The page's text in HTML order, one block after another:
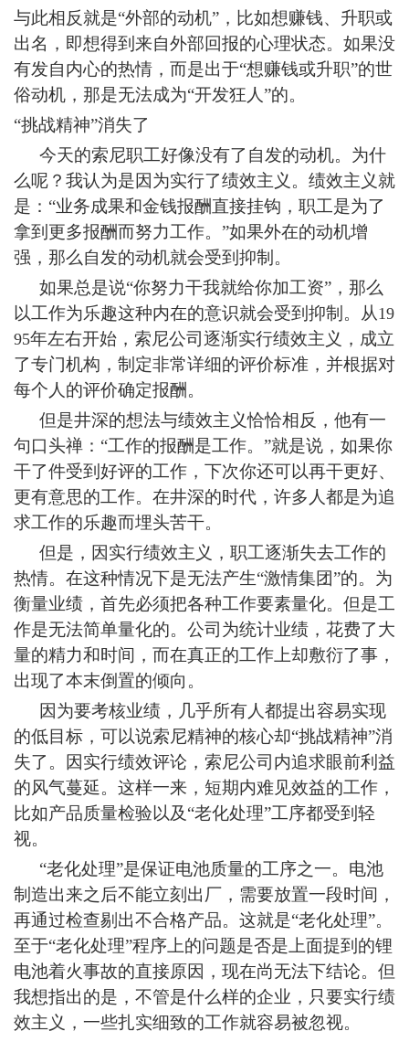
与此相反就是“外部的动机”，比如想赚钱、升职或
出名，即想得到来自外部回报的心理状态。如果没
有发自内心的热情，而是出于“想赚钱或升职”的世
俗动机，那是无法成为“开发狂人”的。
“挑战精神”消失了
今天的索尼职工好像没有了自发的动机。为什
么呢？我认为是因为实行了绩效主义。绩效主义就
是：“业务成果和金钱报酬直接挂钩，职工是为了
拿到更多报酬而努力工作。”如果外在的动机增
强，那么自发的动机就会受到抑制。
如果总是说“你努力干我就给你加工资”，那么
以工作为乐趣这种内在的意识就会受到抑制。从19
95年左右开始，索尼公司逐渐实行绩效主义，成立
了专门机构，制定非常详细的评价标准，并根据对
每个人的评价确定报酬。
但是井深的想法与绩效主义恰恰相反，他有一
句口头禅：“工作的报酬是工作。”就是说，如果你
干了件受到好评的工作，下次你还可以再干更好、
更有意思的工作。在井深的时代，许多人都是为追
求工作的乐趣而埋头苦干。
但是，因实行绩效主义，职工逐渐失去工作的
热情。在这种情况下是无法产生“激情集团”的。为
衡量业绩，首先必须把各种工作要素量化。但是工
作是无法简单量化的。公司为统计业绩，花费了大
量的精力和时间，而在真正的工作上却敷衍了事，
出现了本末倒置的倾向。
因为要考核业绩，几乎所有人都提出容易实现
的低目标，可以说索尼精神的核心却“挑战精神”消
失了。因实行绩效评论，索尼公司内追求眼前利益
的风气蔓延。这样一来，短期内难见效益的工作，
比如产品质量检验以及“老化处理”工序都受到轻
视。
“老化处理”是保证电池质量的工序之一。电池
制造出来之后不能立刻出厂，需要放置一段时间，
再通过检查剔出不合格产品。这就是“老化处理”。
至于“老化处理”程序上的问题是否是上面提到的锂
电池着火事故的直接原因，现在尚无法下结论。但
我想指出的是，不管是什么样的企业，只要实行绩
效主义，一些扎实细致的工作就容易被忽视。